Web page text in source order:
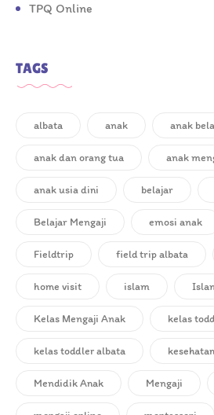
TPQ Online
TAGS
albata anak anak
anak dan orang tua anak
anak usia dini belajar
Belajar Mengaji emosi anak
Fieldtrip field trip albata
home visit islam
Kelas Mengaji Anak kelas
kelas toddler albata
Mendidik Anak Mengaji